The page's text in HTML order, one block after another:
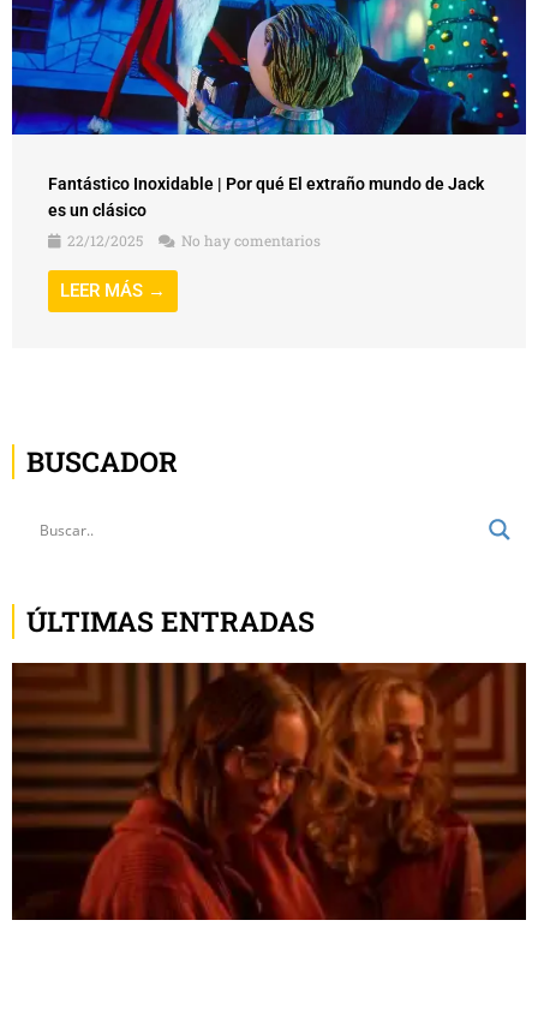
Fantástico Inoxidable | Por qué El extraño mundo de Jack
es un clásico
22/12/2025
No hay comentarios
LEER MÁS →
BUSCADOR
ÚLTIMAS ENTRADAS